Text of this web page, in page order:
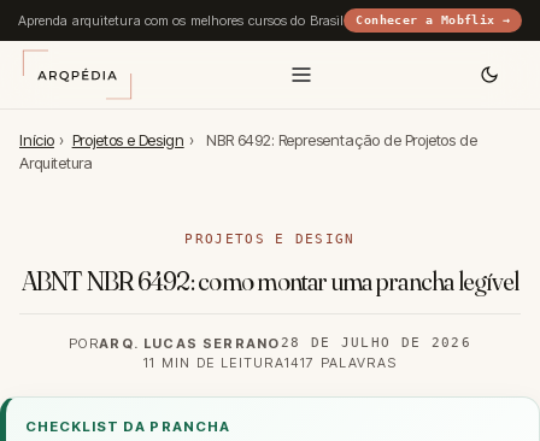
Aprenda arquitetura com os melhores cursos do Brasil Conhecer a Mobflix →
Início › Projetos e Design ›
NBR 6492: Representação de Projetos de
Arquitetura
PROJETOS E DESIGN
ABNT NBR 6492: como montar uma prancha legível
PORARQ. LUCAS SERRANO28 DE JULHO DE 2026
11 MIN DE LEITURA1417 PALAVRAS
CHECKLIST DA PRANCHA